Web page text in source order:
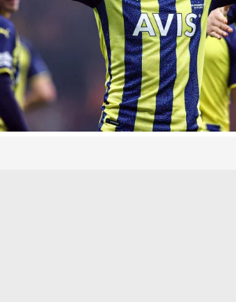
tıklayabilir,
Çerez Bilgilendirme Metnimizi
Kişisel Verilerin Korunması Kanunu
uygun olarak kullanılan çerezlerle ilgili